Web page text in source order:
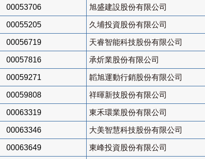
00053706 旭盛建設股份有限公司
00055205 久埔投資股份有限公司
00056719 天睿智能科技股份有限公司
00057816 承炘業股份有限公司
00059271 韜旭運動行銷股份有限公司
00059808 祥暉新技股份有限公司
00063319 東禾環業股份有限公司
00063346 大美智慧科技股份有限公司
00063649 東峰投資股份有限公司